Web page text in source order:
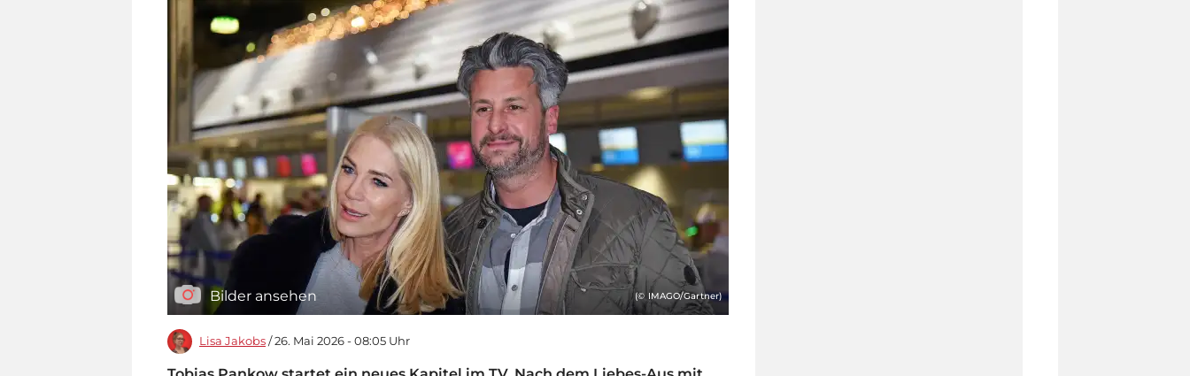
Bilder ansehen (© IMAGO/Gartner)
Lisa Jakobs / 26. Mai 2026 - 08:05 Uhr